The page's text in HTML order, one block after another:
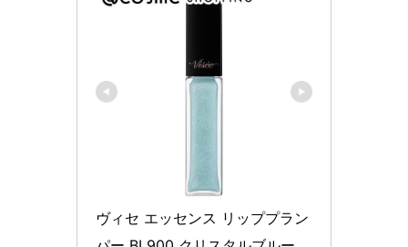
ヴィセ エッセンス リッププラン